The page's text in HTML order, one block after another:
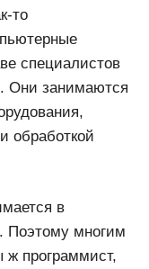
то
специалистов
Они занимаются
обработкой
в
Поэтому многим
программист,